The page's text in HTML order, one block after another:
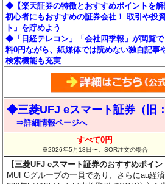
◆【楽天証券の特徴とおすすめポイントを解
初心者にもおすすめの証券会社！ 取引や投
ト」を貯めよう
◆「日経テレコン」「会社四季報」が閲覧
料0円ながら、紙媒体では読めない独自記事
検索機能も充実
◆三菱UFJ eスマート証券（旧
⇒詳細情報ページへ
すべて0円
※2026年5月18日〜。SOR注文の場合
【三菱UFJ eスマート証券のおすすめポイン
MUFGグループの一員であり、さらにau経